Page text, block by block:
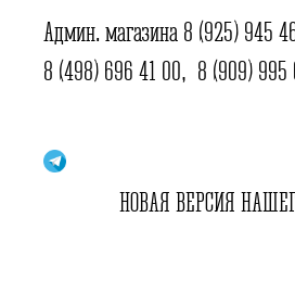
Админ. магазина 8 (925) 945
8 (498) 696 41 00, 8 (909) 995
НОВАЯ ВЕРСИЯ